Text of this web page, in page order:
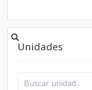
Unidades